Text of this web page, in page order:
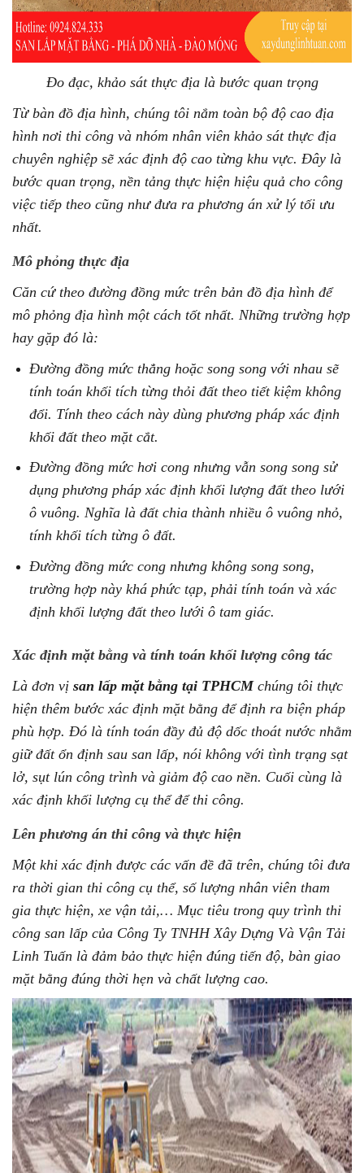
Đo đạc, khảo sát thực địa là bước quan trọng
Từ bàn đồ địa hình, chúng tôi nắm toàn bộ độ cao địa
hình nơi thi công và nhóm nhân viên khảo sát thực địa
chuyên nghiệp sẽ xác định độ cao từng khu vực. Đây là
bước quan trọng, nền tảng thực hiện hiệu quả cho công
việc tiếp theo cũng như đưa ra phương án xử lý tối ưu
nhất.
Mô phỏng thực địa
Căn cứ theo đường đồng mức trên bản đồ địa hình để
mô phỏng địa hình một cách tốt nhất. Những trường hợp
hay gặp đó là:
Đường đồng mức thẳng hoặc song song với nhau sẽ
tính toán khối tích từng thỏi đất theo tiết kiệm không
đổi. Tính theo cách này dùng phương pháp xác định
khối đất theo mặt cắt.
Đường đồng mức hơi cong nhưng vẫn song song sử
dụng phương pháp xác định khối lượng đất theo lưới
ô vuông. Nghĩa là đất chia thành nhiều ô vuông nhỏ,
tính khối tích từng ô đất.
Đường đồng mức cong nhưng không song song,
trường hợp này khá phức tạp, phải tính toán và xác
định khối lượng đất theo lưới ô tam giác.
Xác định mặt bằng và tính toán khối lượng công tác
Là đơn vị san lấp mặt bằng tại TPHCMchúng tôi thực
hiện thêm bước xác định mặt bằng để định ra biện pháp
phù hợp. Đó là tính toán đầy đủ độ dốc thoát nước nhằm
giữ đất ổn định sau san lấp, nói không với tình trạng sạt
lở, sụt lún công trình và giảm độ cao nền. Cuối cùng là
xác định khối lượng cụ thể để thi công.
Lên phương án thi công và thực hiện
Một khi xác định được các vấn đề đã trên, chúng tôi đưa
ra thời gian thi công cụ thể, số lượng nhân viên tham
gia thực hiện, xe vận tải,… Mục tiêu trong quy trình thi
công san lấp của Công Ty TNHH Xây Dựng Và Vận Tải
Linh Tuấn là đảm bảo thực hiện đúng tiến độ, bàn giao
mặt bằng đúng thời hẹn và chất lượng cao.